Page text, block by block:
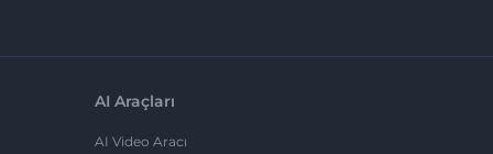
AI Araçları
AI Video Aracı